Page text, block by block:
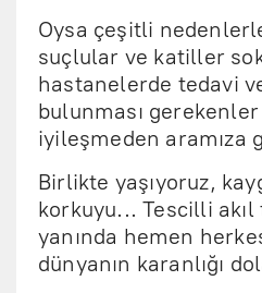
Oysa çeşitli
suçlular ve katiller
hastanelerde tedavi
bulunması
iyileşmeden aramıza
Birlikte yaşıyoruz,
korkuyu... Tescilli
yanında hemen
dünyanın karanlığı